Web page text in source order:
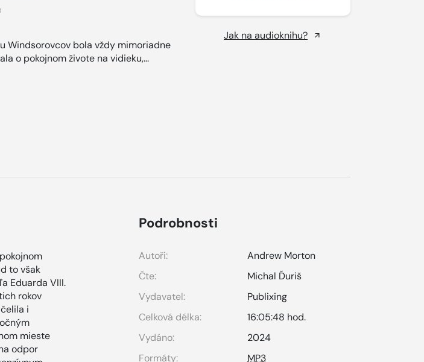
Windsorovcov bola vždy mimoriadne
o pokojnom živote na vidieku,...
Jak na audioknihu?
to však
Eduarda VIII.
rokov
i
mieste
odpor
Podrobnosti
Autoři:
Andrew Morton
Čte:
Michal Ďuriš
Vydavatel:
Publixing
Celková délka:
16:05:48 hod.
Vydáno:
2024
Formáty:
MP3